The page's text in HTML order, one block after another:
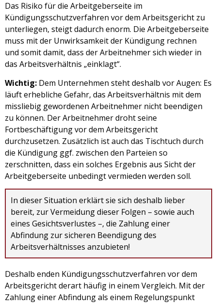
Das Risiko für die Arbeitgeberseite im
Kündigungsschutzverfahren vor dem Arbeitsgericht zu
unterliegen, steigt dadurch enorm. Die Arbeitgeberseite
muss mit der Unwirksamkeit der Kündigung rechnen
und somit damit, dass der Arbeitnehmer sich wieder in
das Arbeitsverhältnis „einklagt“.
Wichtig: Dem Unternehmen steht deshalb vor Augen: Es
läuft erhebliche Gefahr, das Arbeitsverhältnis mit dem
missliebig gewordenen Arbeitnehmer nicht beendigen
zu können. Der Arbeitnehmer droht seine
Fortbeschäftigung vor dem Arbeitsgericht
durchzusetzen. Zusätzlich ist auch das Tischtuch durch
die Kündigung ggf. zwischen den Parteien so
zerschnitten, dass ein solches Ergebnis aus Sicht der
Arbeitgeberseite unbedingt vermieden werden soll.
In dieser Situation erklärt sie sich deshalb lieber
bereit, zur Vermeidung dieser Folgen – sowie auch
eines Gesichtsverlustes –, die Zahlung einer
Abfindung zur sicheren Beendigung des
Arbeitsverhältnisses anzubieten!
Deshalb enden Kündigungsschutzverfahren vor dem
Arbeitsgericht derart häufig in einem Vergleich. Mit der
Zahlung einer Abfindung als einem Regelungspunkt